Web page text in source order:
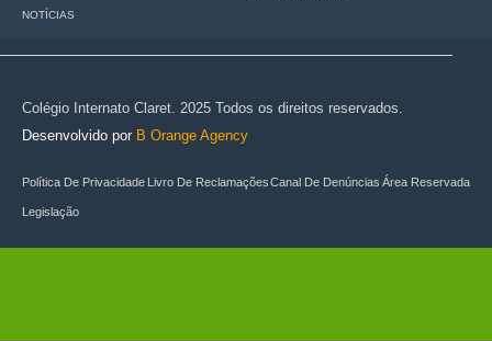
NOTÍCIAS
Colégio Internato Claret. 2025 Todos os direitos reservados.
Desenvolvido por B Orange Agency
Política De Privacidade Livro De ReclamaçõesCanal De Denúncias Área Reservada
Legislação